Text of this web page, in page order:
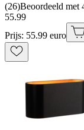
(26)Beoordeeld met
55.99
Prijs: 55.99 euro